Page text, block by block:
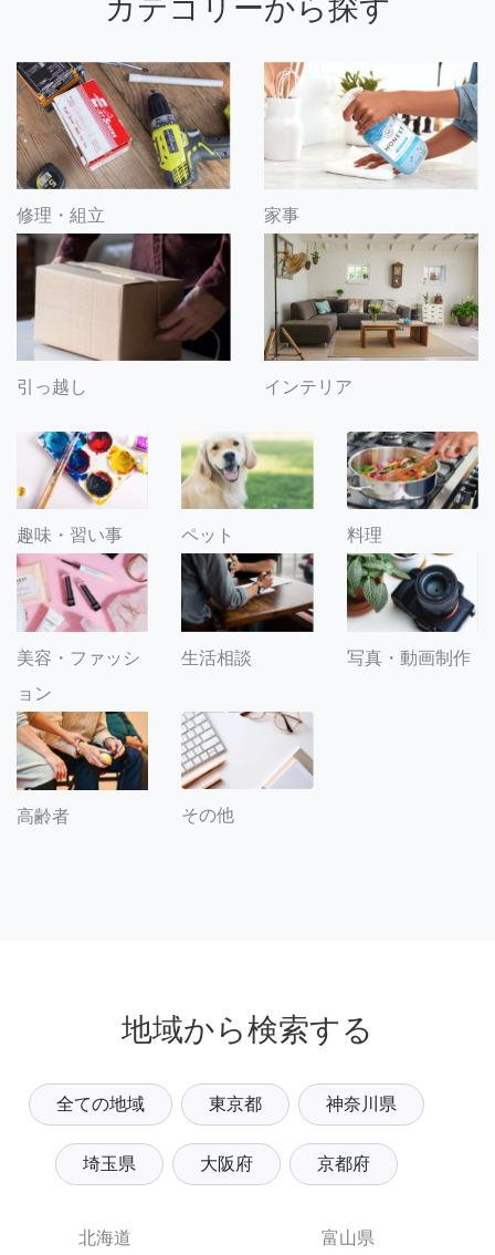
カテゴリーから探す
修理・組立 家事
引っ越し インテリア
趣味・習い事 ペット 料理
美容・ファッシ
ョン
生活相談 写真・動画制作
高齢者 その他
地域から検索する
全ての地域 東京都 神奈川県
埼玉県 大阪府 京都府
北海道
富山県